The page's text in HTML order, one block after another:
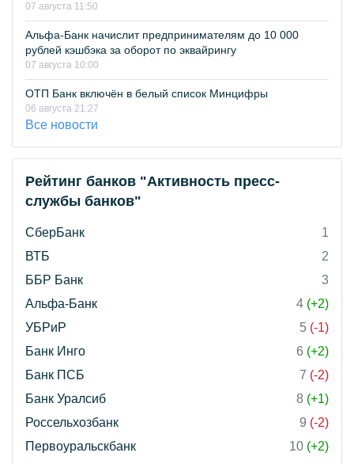
07 августа 11:50
Альфа-Банк начислит предпринимателям до 10 000
рублей кэшбэка за оборот по эквайрингу
07 августа 10:00
ОТП Банк включён в белый список Минцифры
06 августа 21:27
Все новости
Рейтинг банков "Активность пресс-
службы банков"
СберБанк
1
ВТБ
2
ББР Банк
3
Альфа-Банк
4 (+2)
УБРиР
5 (-1)
Банк Инго
6 (+2)
Банк ПСБ
7 (-2)
Банк Уралсиб
8 (+1)
Россельхозбанк
9 (-2)
Первоуральскбанк
10 (+2)